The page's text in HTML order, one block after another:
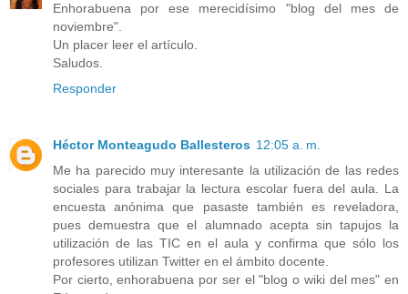
Enhorabuena por ese merecidísimo "blog del mes de
noviembre".
Un placer leer el artículo.
Saludos.
Responder
Héctor Monteagudo Ballesteros 12:05 a. m.
Me ha parecido muy interesante la utilización de las redes
sociales para trabajar la lectura escolar fuera del aula. La
encuesta anónima que pasaste también es reveladora,
pues demuestra que el alumnado acepta sin tapujos la
utilización de las TIC en el aula y confirma que sólo los
profesores utilizan Twitter en el ámbito docente.
Por cierto, enhorabuena por ser el "blog o wiki del mes" en